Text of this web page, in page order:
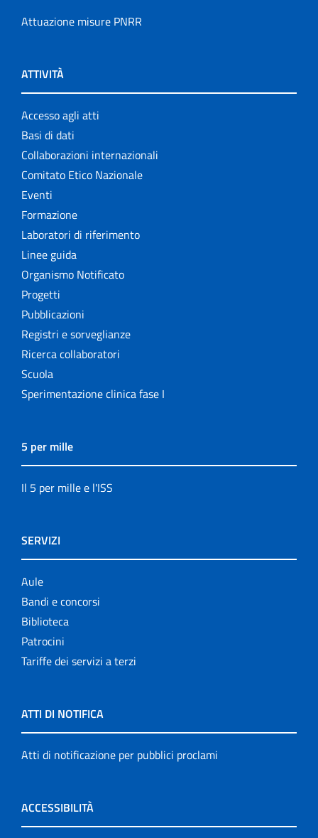
Attuazione misure PNRR
ATTIVITÀ
Accesso agli atti
Basi di dati
Collaborazioni internazionali
Comitato Etico Nazionale
Eventi
Formazione
Laboratori di riferimento
Linee guida
Organismo Notificato
Progetti
Pubblicazioni
Registri e sorveglianze
Ricerca collaboratori
Scuola
Sperimentazione clinica fase I
5 per mille
Il 5 per mille e l'ISS
SERVIZI
Aule
Bandi e concorsi
Biblioteca
Patrocini
Tariffe dei servizi a terzi
ATTI DI NOTIFICA
Atti di notificazione per pubblici proclami
ACCESSIBILITÀ